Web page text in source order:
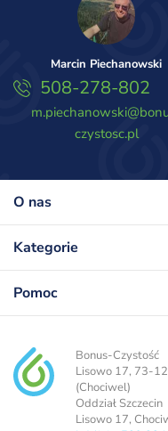
Marcin Piechanowski
508-278-802
czystosc.pl
O nas
Kategorie
Pomoc
Bonus-Czystość
Lisowo 17, 73-
(Chociwel)
Oddział Szczecin
Lisowo 17,